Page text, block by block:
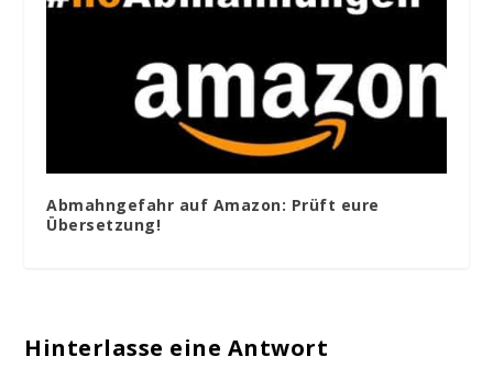
Abmahngefahr auf Amazon: Prüft eure
Übersetzung!
Hinterlasse eine Antwort